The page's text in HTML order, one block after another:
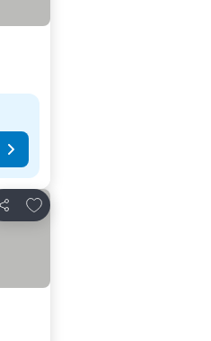
Paylaş
Favorilerime ekle